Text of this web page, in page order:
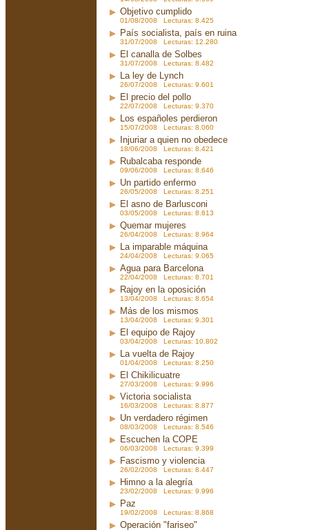
Objetivo cumplido
01/08/2008 Lecturas: 8.425
País socialista, país en ruina
31/07/2008 Lecturas: 12.280
El canalla de Solbes
31/07/2008 Lecturas: 8.482
La ley de Lynch
26/07/2008 Lecturas: 9.601
El precio del pollo
22/07/2008 Lecturas: 9.370
Los españoles perdieron
15/07/2008 Lecturas: 8.060
Injuriar a quien no obedece
18/06/2008 Lecturas: 8.421
Rubalcaba responde
09/06/2008 Lecturas: 8.646
Un partido enfermo
26/05/2008 Lecturas: 8.251
El asno de Barlusconi
03/05/2008 Lecturas: 8.613
Quemar mujeres
26/04/2008 Lecturas: 8.964
La imparable máquina
24/04/2008 Lecturas: 9.065
Agua para Barcelona
22/04/2008 Lecturas: 8.701
Rajoy en la oposición
13/04/2008 Lecturas: 8.654
Más de los mismos
13/04/2008 Lecturas: 9.301
El equipo de Rajoy
03/04/2008 Lecturas: 10.802
La vuelta de Rajoy
01/04/2008 Lecturas: 8.250
El Chikilicuatre
27/03/2008 Lecturas: 9.996
Victoria socialista
16/03/2008 Lecturas: 8.877
Un verdadero régimen
08/03/2008 Lecturas: 8.546
Escuchen la COPE
06/03/2008 Lecturas: 9.399
Fascismo y violencia
26/02/2008 Lecturas: 8.447
Himno a la alegría
23/02/2008 Lecturas: 9.996
Paz
19/02/2008 Lecturas: 8.868
Operación "fariseo"